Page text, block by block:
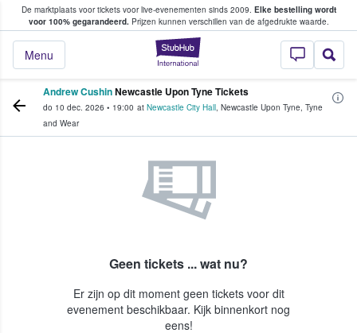
De marktplaats voor tickets voor live-evenementen sinds 2009. Elke bestelling wordt
voor 100% gegarandeerd.Prijzen kunnen verschillen van de afgedrukte waarde.
StubHub: waar
Menu
tickets kopen en verkopen
Andrew CushinNewcastle Upon Tyne Tickets
do 10 dec. 2026 • 19:00 at Newcastle City Hall, Newcastle Upon Tyne, Tyne
and Wear
Geen tickets ... wat nu?
Er zijn op dit moment geen tickets voor dit
evenement beschikbaar. Kijk binnenkort nog
eens!